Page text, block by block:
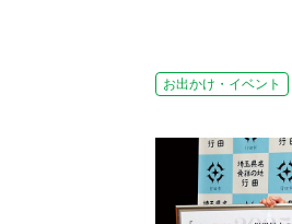
お出かけ・イベント